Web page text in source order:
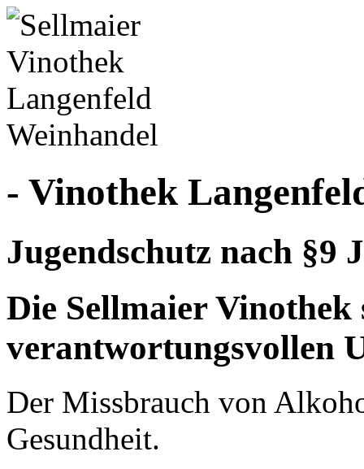
- Vinothek
Jugendschutz nach §9
Die Sellmaier Vinothek
verantwortungsvollen
Der Missbrauch von
Gesundheit.